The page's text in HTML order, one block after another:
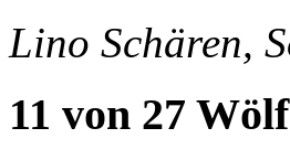
Lino Schären,
11 von 27